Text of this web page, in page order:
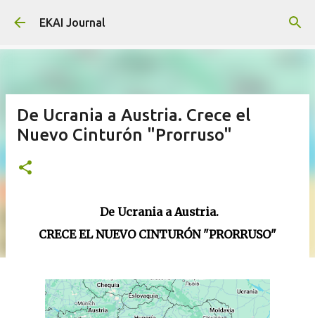
EKAI Journal
De Ucrania a Austria. Crece el
Nuevo Cinturón "Prorruso"
De Ucrania a Austria.
CRECE EL NUEVO CINTURÓN "PRORRUSO"